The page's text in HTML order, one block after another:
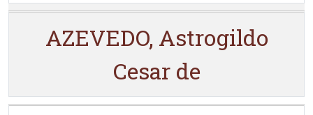
AZEVEDO, Astrogildo
Cesar de